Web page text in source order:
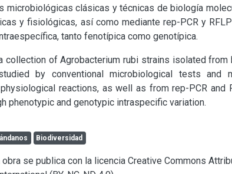
microbiológicas clásicas y técnicas de biología
y fisiológicas, así como mediante rep-PCR y RFLP
tanto fenotípica como genotípica.
collection of Agrobacterium rubi strains isolated from
by conventional microbiological tests and
reactions, as well as from rep-PCR and
phenotypic and genotypic intraspecific variation.
Biodiversidad
obra se publica con la licencia Creative Commons